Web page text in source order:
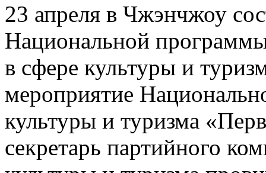
23 апреля в Чжэнчжоу
Национальной
в сфере культуры и
мероприятие
культуры и туризма
секретарь партийного